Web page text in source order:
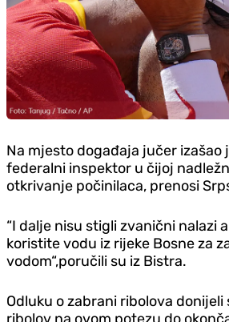
Na mjesto događaja jučer
federalni inspektor u čijoj
otkrivanje počinilaca, prenosi
“I dalje nisu stigli zvanični nalazi
koristite vodu iz rijeke Bosne za
vodom“,poručili su iz Bistra.
Odluku o zabrani ribolova